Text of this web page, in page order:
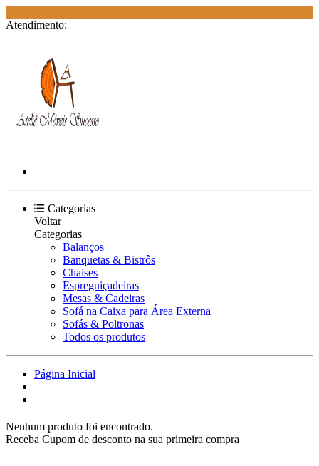
Atendimento:
Categorias
Voltar
Categorias
Balanços
Banquetas & Bistrôs
Chaises
Espreguiçadeiras
Mesas & Cadeiras
Sofá na Caixa para Área Externa
Sofás & Poltronas
Todos os produtos
Página Inicial
Nenhum produto foi encontrado.
Receba Cupom de desconto na sua primeira compra